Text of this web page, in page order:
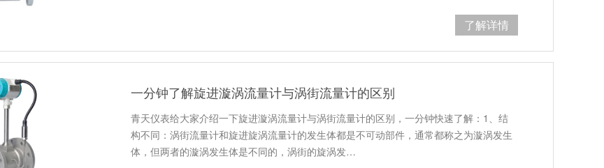
了解详情
一分钟了解旋进漩涡流量计与涡街流量计的区别
青天仪表给大家介绍一下旋进漩涡流量计与涡街流量计的区别，一分钟快速了解：1、结
构不同：涡街流量计和旋进旋涡流量计的发生体都是不可动部件，通常都称之为漩涡发生
体，但两者的漩涡发生体是不同的，涡街的旋涡发…